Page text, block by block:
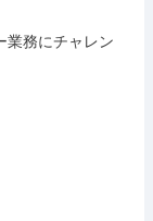
業務にチャレン